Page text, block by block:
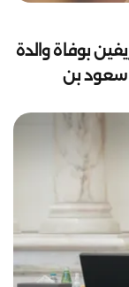
بوفاة والدة
سعود بن